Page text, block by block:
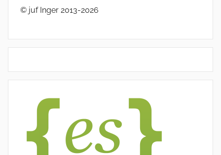
© juf Inger 2013-2026